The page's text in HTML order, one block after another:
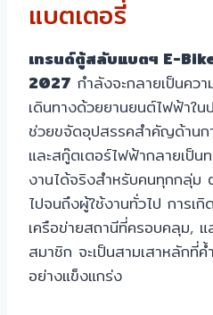
แบตเตอรี่
เทรนด์ตู้สลับแบตฯ E-
2027 กำลังจะกลายเป็นคว
เดินทางด้วยยานยนต์ไฟฟ้าใ
ช่วยขจัดอุปสรรคสำคัญด้านก
และสกู๊ตเตอร์ไฟฟ้ากลายเป็น
งานได้จริงสำหรับคนทุกกลุ่ม
ไปจนถึงผู้ใช้งานทั่วไป การเ
เครือข่ายสถานีที่ครอบคลุม,
สมาชิก จะเป็นสามเสาหลักที่ค้
อย่างแข็งแกร่ง